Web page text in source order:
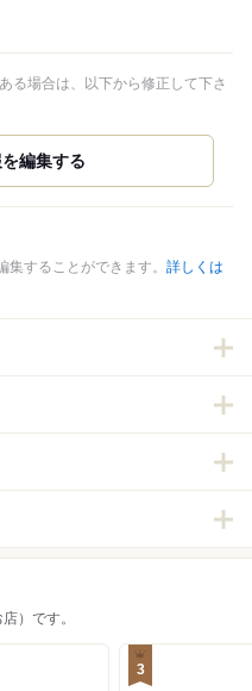
る場合は、以下から修正して下さ
することができます。 詳しくは
）です。
3